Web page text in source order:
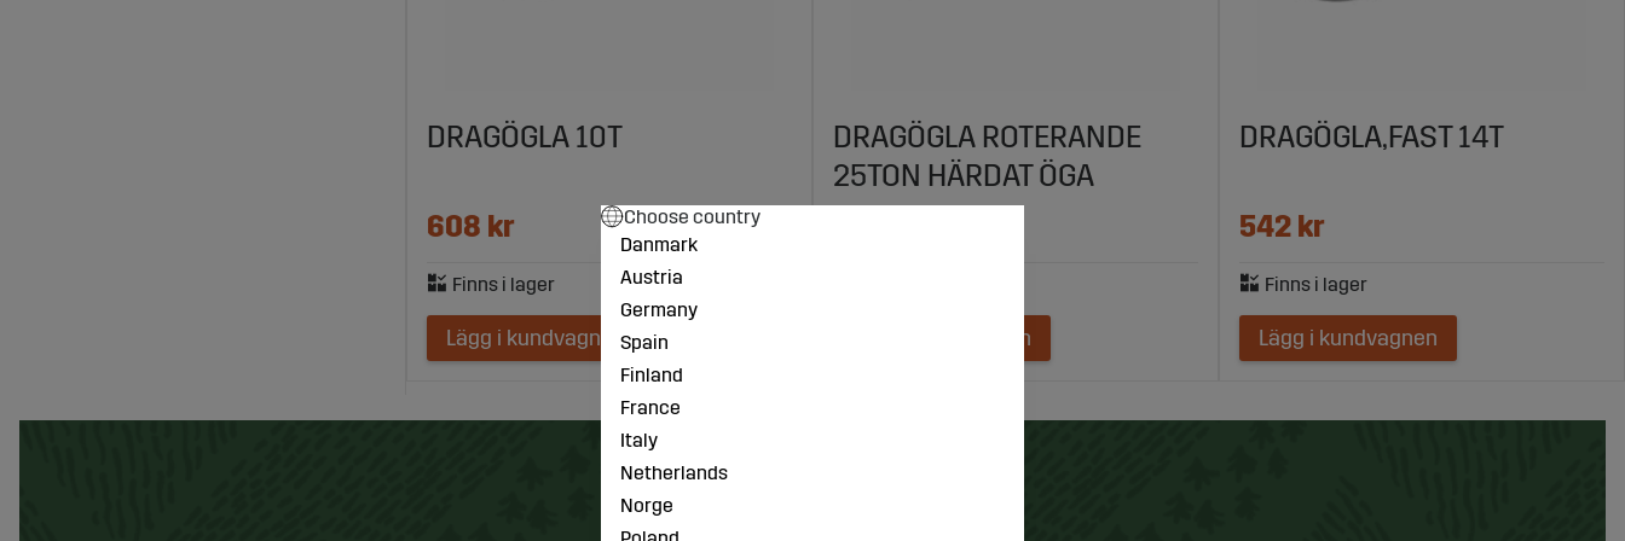
DRAGÖGLA 10T
608 kr
Lägg i kundvagnen
DRAGÖGLA ROTERANDE
25TON HÄRDAT ÖGA
Lägg i kundvagnen
DRAGÖGLA,FAST 14T
542 kr
Lägg i kundvagnen
Choose country
Danmark
Austria
Germany
Spain
Finland
France
Italy
Netherlands
Norge